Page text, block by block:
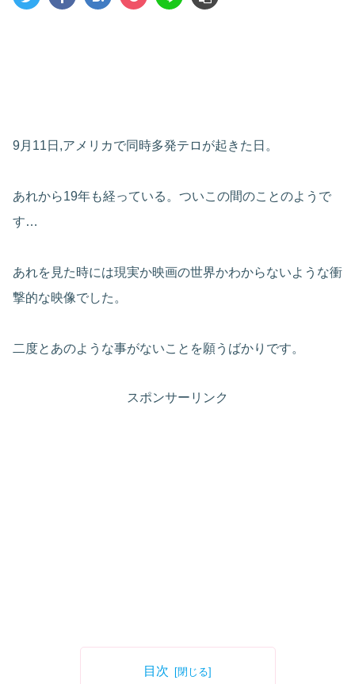
9月11日,アメリカで同時多発テロが起きた日。
あれから19年も経っている。ついこの間のことのようで
す…
あれを見た時には現実か映画の世界かわからないような衝
撃的な映像でした。
二度とあのような事がないことを願うばかりです。
スポンサーリンク
目次